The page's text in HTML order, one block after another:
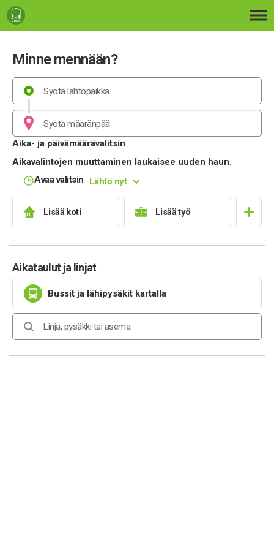
Siirry sisältöön
Minne mennään?
Aika- ja päivämäärävalitsin
Aikavalintojen muuttaminen laukaisee uuden haun.
Avaa valitsin
Lähtö nyt
Lisää koti Lisää työ
Aikataulut ja linjat
Bussit ja lähipysäkit kartalla